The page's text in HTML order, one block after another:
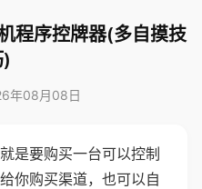
程序控牌器(多自摸技
年08月08日
是要购买一台可以控制
你购买渠道，也可以自